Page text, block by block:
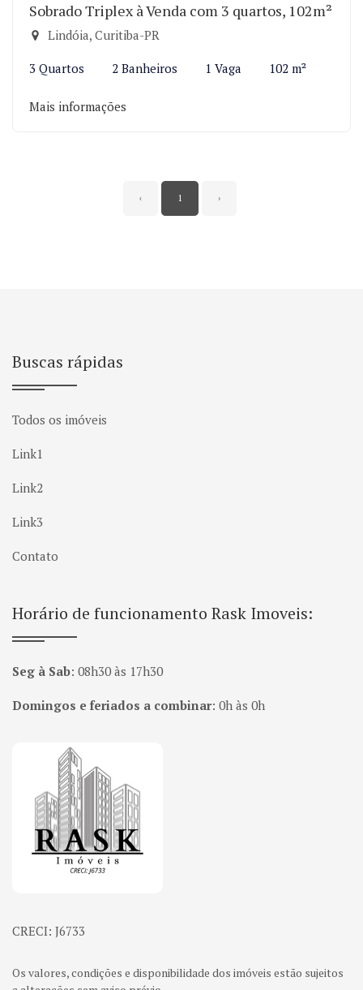
Sobrado Triplex à Venda com 3 quartos, 102m²
Lindóia, Curitiba-PR
3 Quartos 2 Banheiros 1 Vaga 102 m²
Mais informações
‹ 1 ›
Buscas rápidas
Todos os imóveis
Link1
Link2
Link3
Contato
Horário de funcionamento Rask Imoveis:
Seg à Sab: 08h30 às 17h30
Domingos e feriados a combinar: 0h às 0h
Página inicial
CRECI: J6733
Os valores, condições e disponibilidade dos imóveis estão sujeitos